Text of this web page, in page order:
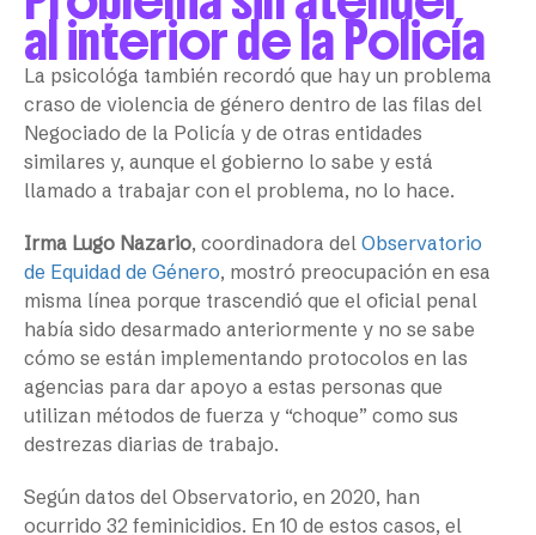
al interior de la Policía
La psicológa también recordó que hay un problema
craso de violencia de género dentro de las filas del
Negociado de la Policía y de otras entidades
similares y, aunque el gobierno lo sabe y está
llamado a trabajar con el problema, no lo hace.
Irma Lugo Nazario, coordinadora del Observatorio
de Equidad de Género, mostró preocupación en esa
misma línea porque trascendió que el oficial penal
había sido desarmado anteriormente y no se sabe
cómo se están implementando protocolos en las
agencias para dar apoyo a estas personas que
utilizan métodos de fuerza y “choque” como sus
destrezas diarias de trabajo.
Según datos del Observatorio, en 2020, han
ocurrido 32 feminicidios. En 10 de estos casos, el